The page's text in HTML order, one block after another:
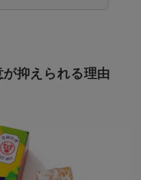
抑えられる理由